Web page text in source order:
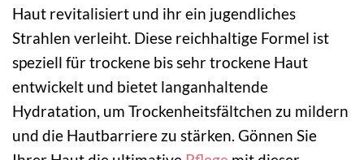
Haut revitalisiert und ihr ein jugendliches
Strahlen verleiht. Diese reichhaltige Formel ist
speziell für trockene bis sehr trockene Haut
entwickelt und bietet langanhaltende
Hydratation, um Trockenheitsfältchen zu mildern
und die Hautbarriere zu stärken. Gönnen Sie